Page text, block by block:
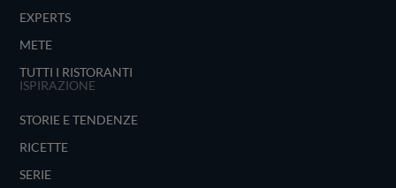
EXPERTS
METE
TUTTI I RISTORANTI
ISPIRAZIONE
STORIE E TENDENZE
RICETTE
SERIE